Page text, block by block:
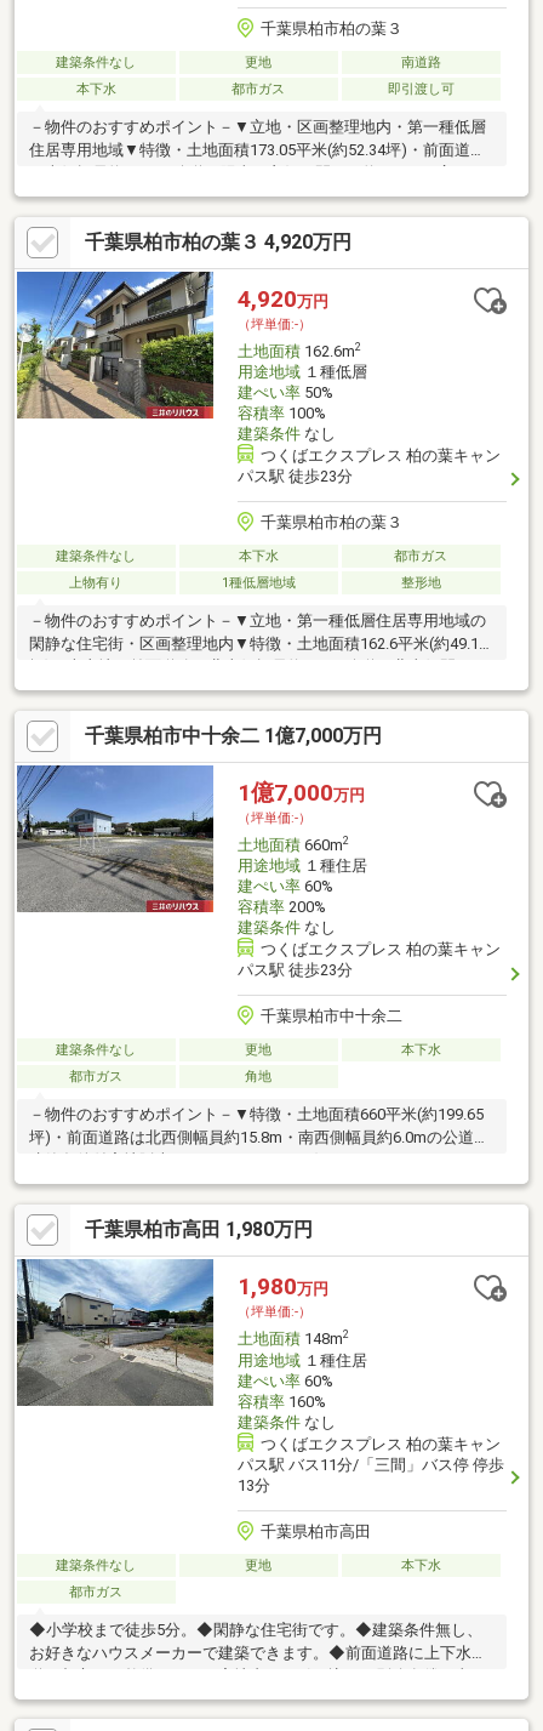
千葉県柏市柏の葉３
建築条件なし 更地
南道路
本下水
都市ガス 即引渡し可
－物件のおすすめポイント－▼立地・区画整理地内・第一種低層
住居専用地域▼特徴・土地面積173.05平米(約52.34坪)・前面道路
建築条件付宅地販売ではありません・都市ガス・本下水対応エリ
ア・現況更地につき、プランが決まり次第スムーズに建築に移れ
ます・即引渡し可能(残金精算後)▼周辺環境・柏市立十余二小学
校 徒歩10分(約740m)・県立柏の葉公園 徒歩2分(約140m)■ ご希望
の住まい探しをお手伝いします ━━━━━・・・物件の詳細・ご
相談はお気軽にお問い合わせください。
千葉県柏市柏の葉３ 4,920万円
4,920万円
（坪単価:-）
土地面積162.6m2
用途地域１種低層
建ぺい率50%
容積率100%
建築条件なし
つくばエクスプレス 柏の葉キャン
パス駅 徒歩23分
千葉県柏市柏の葉３
建築条件なし 本下水
都市ガス
上物有り
1種低層地域 整形地
－物件のおすすめポイント－▼立地・第一種低層住居専用地域の
閑静な住宅街・区画整理地内▼特徴・土地面積162.6平米(約49.18
約11.0mの広さ・建築条件付宅地販売ではありません・お好みの
建築会社にて建築が可能・現況古家有・都市ガスに対応▼周辺環
境・柏の葉公園 徒歩2分(約130m)・柏市立十余二小学校 徒歩11分
(約820m)・ヨークフーズ柏の葉公園店 徒歩13分(約1000m)■ ご希
望の住まい探しをお手伝いします ━━━━━・・・物件の詳細・
ご相談はお気軽にお問い合わせください。
千葉県柏市中十余二 1億7,000万円
1億7,000万円
（坪単価:-）
土地面積660m2
用途地域１種住居
建ぺい率60%
容積率200%
建築条件なし
つくばエクスプレス 柏の葉キャン
パス駅 徒歩23分
千葉県柏市中十余二
建築条件なし 更地
本下水
都市ガス
角地
－物件のおすすめポイント－▼特徴・土地面積660平米(約199.65
坪)・前面道路は北西側幅員約15.8m・南西側幅員約6.0mの公道・
工務店で建築可能▼周辺環境・ファミリーマート柏の葉五丁目店
徒歩1分(約80m)・こんぶくろ池公園 徒歩3分(約220m)※柏都市計
画事業柏北部中央地区一体型特定土地区画整理事業(仮換地指定
前)※契約にあたっては、農地法第5条に基づく転用の届出が必要と
なります■ ご希望の住まい探しをお手伝いします
━━━━━・・・物件の詳細・ご相談はお気軽にお問い合わせく
ださい。
千葉県柏市高田 1,980万円
1,980万円
（坪単価:-）
土地面積148m2
用途地域１種住居
建ぺい率60%
容積率160%
建築条件なし
つくばエクスプレス 柏の葉キャン
パス駅 バス11分/「三間」バス停 停歩
13分
千葉県柏市高田
建築条件なし 更地
本下水
都市ガス
◆小学校まで徒歩5分。◆閑静な住宅街です。◆建築条件無し、
お好きなハウスメーカーで建築できます。◆前面道路に上下水
道・都市ガス整備あり。（宅地内への引き込みは別途有償工事が
必要です。）